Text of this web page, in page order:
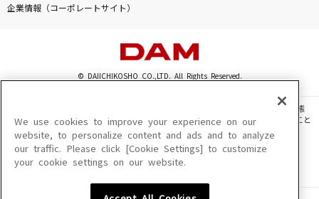
企業情報（コーポレートサイト）
© DAIICHIKOSHO CO.,LTD. All Rights Reserved.
このサイトに掲載されている一切の文章・画像・写真・動画・音声等を、手段や形態
を問わず、著作権法の定める範囲を超えて無断で複製、転載、ファイル化などすること
を禁じます。
楽曲及びコンテンツは、機種によりご利用いただけない場合があります。
楽曲及びコンテンツの配信日、配信内容が変更になる場合があります。
We use cookies to improve your experience on our
website, to personalize content and ads and to analyze
our traffic. Please click [Cookie Settings] to customize
your cookie settings on our website.